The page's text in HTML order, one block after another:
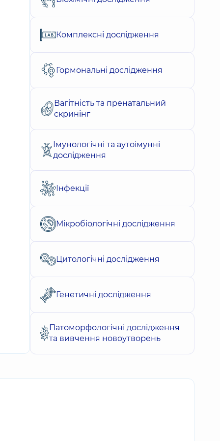
Комплексні дослідження
Гормональні дослідження
Вагітність та пренатальний
скринінг
Імунологічні та аутоімунні
дослідження
Інфекції
Мікробіологічні дослідження
Цитологічні дослідження
Генетичні дослідження
Патоморфологічні дослідження
та вивчення новоутворень